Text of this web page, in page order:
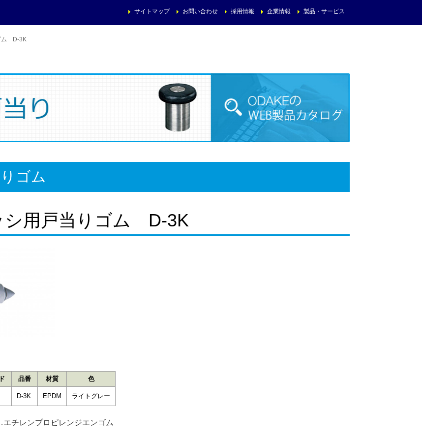
製品・サービス
企業情報
採用情報
お問い合わせ
サイトマップ
ム D-3K
ゴム
シ用戸当りゴム D-3K
品番 材質 色
D-3K EPDM ライトグレー
チレンプロピレンジエンゴム